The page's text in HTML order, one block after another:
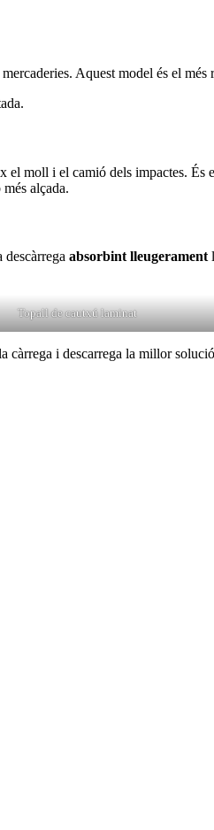
Aquest model és el
moll i el camió dels impactes.
alçada.
absorbint lleugerament
Topall de cautxú laminat
i descarrega la millor